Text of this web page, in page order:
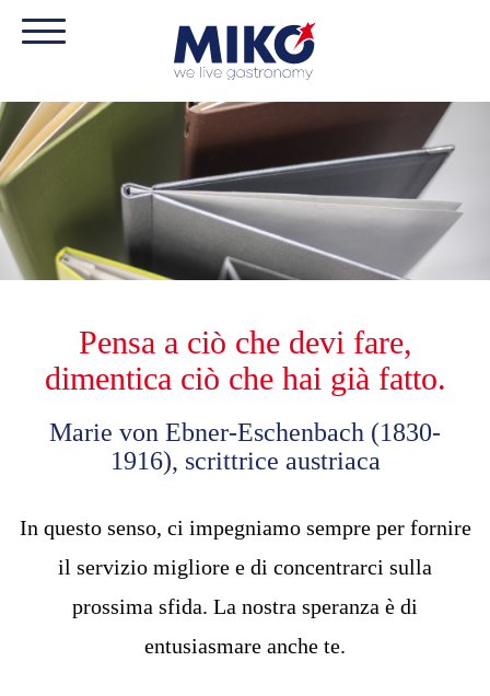
Pensa a ciò che devi fare,
dimentica ciò che hai già fatto.
Marie von Ebner-Eschenbach (1830-
1916), scrittrice austriaca
In questo senso, ci impegniamo sempre per fornire
il servizio migliore e di concentrarci sulla
prossima sfida. La nostra speranza è di
entusiasmare anche te.